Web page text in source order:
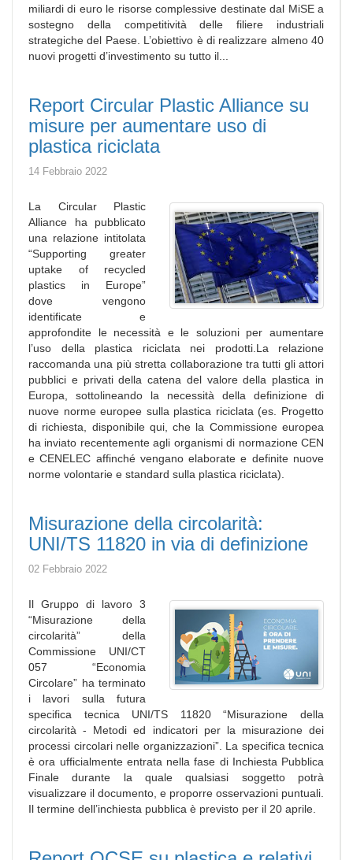
miliardi di euro le risorse complessive destinate dal MiSE a
sostegno della competitività delle filiere industriali
strategiche del Paese. L’obiettivo è di realizzare almeno 40
nuovi progetti d’investimento su tutto il...
Report Circular Plastic Alliance su
misure per aumentare uso di
plastica riciclata
14 Febbraio 2022
La Circular Plastic
Alliance ha pubblicato
una relazione intitolata
“Supporting greater
uptake of recycled
plastics in Europe”
dove vengono
identificate e
approfondite le necessità e le soluzioni per aumentare
l’uso della plastica riciclata nei prodotti.La relazione
raccomanda una più stretta collaborazione tra tutti gli attori
pubblici e privati della catena del valore della plastica in
Europa, sottolineando la necessità della definizione di
nuove norme europee sulla plastica riciclata (es. Progetto
di richiesta, disponibile qui, che la Commissione europea
ha inviato recentemente agli organismi di normazione CEN
e CENELEC affinché vengano elaborate e definite nuove
norme volontarie e standard sulla plastica riciclata).
Misurazione della circolarità:
UNI/TS 11820 in via di definizione
02 Febbraio 2022
Il Gruppo di lavoro 3
“Misurazione della
circolarità” della
Commissione UNI/CT
057 “Economia
Circolare” ha terminato
i lavori sulla futura
specifica tecnica UNI/TS 11820 “Misurazione della
circolarità - Metodi ed indicatori per la misurazione dei
processi circolari nelle organizzazioni”. La specifica tecnica
è ora ufficialmente entrata nella fase di Inchiesta Pubblica
Finale durante la quale qualsiasi soggetto potrà
visualizzare il documento, e proporre osservazioni puntuali.
Il termine dell’inchiesta pubblica è previsto per il 20 aprile.